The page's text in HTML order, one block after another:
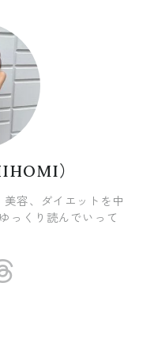
）
容、ダイエットを中
くり読んでいって